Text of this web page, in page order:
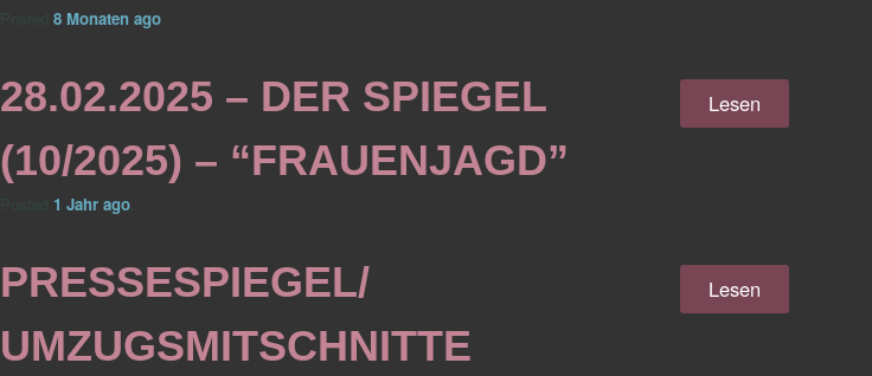
8 Monatenago.
28.02.2025 – DER SPIEGEL
(10/2025) – “FRAUENJAGD”
Lesen
1 Jahrago.
PRESSESPIEGEL/
UMZUGSMITSCHNITTE
Lesen